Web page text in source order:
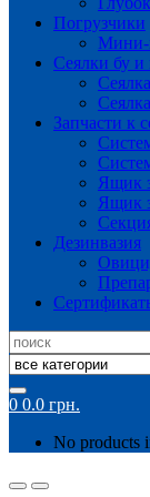
Погрузчики
Мини-
Сеялки бу и
Запчасти к
Ящик
Ящик
Дезинвазия
Search
for:
0 0.0 грн.
No products